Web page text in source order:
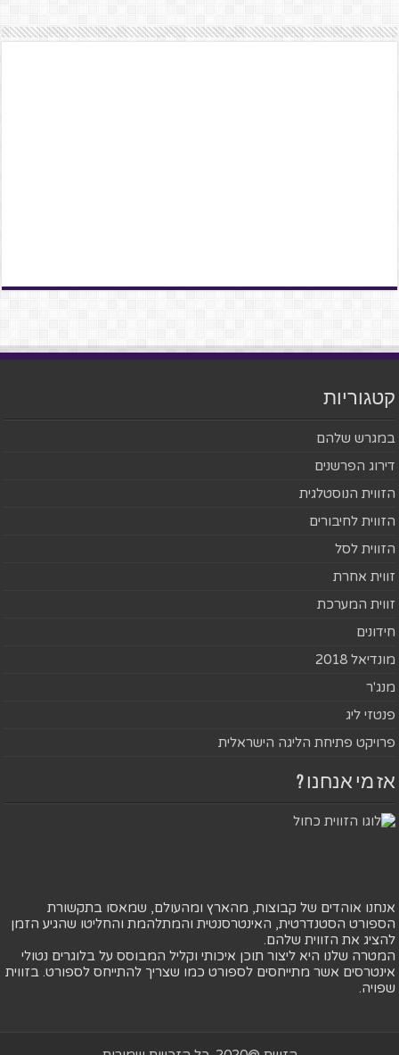
קטגוריות
במגרש שלהם
דירוג הפרשנים
הזווית הנוסטלגית
הזווית לחיבורים
הזווית לסל
זווית אחרת
זווית המערכת
חידונים
מונדיאל 2018
מנג'ר
פנטזי ליג
פרויקט פתיחת הליגה הישראלית
אז מי אנחנו ?
אנחנו אוהדים של קבוצות, מהארץ ומהעולם, שמאסו בתקשורת
הספורט הסטנדרטית, האינטרסנטית והמתלהמת והחליטו שהגיע הזמן
להציג את הזווית שלהם.
המטרה שלנו היא ליצור תוכן איכותי וקליל המבוסס על בלוגרים נטולי
אינטרסים אשר מתייחסים לספורט כמו שצריך להתייחס לספורט. בזווית
שפויה.